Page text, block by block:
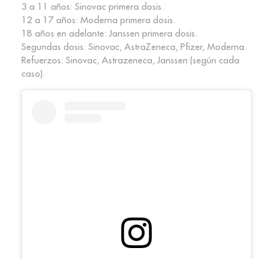
3 a 11 años: Sinovac primera dosis.
12 a 17 años: Moderna primera dosis.
18 años en adelante: Janssen primera dosis.
Segundas dosis: Sinovac, AstraZeneca, Pfizer, Moderna.
Refuerzos: Sinovac, Astrazeneca, Janssen (según cada
caso).